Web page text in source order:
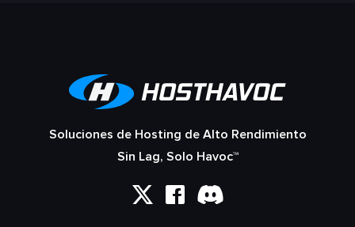
Soluciones de Hosting de Alto Rendimiento
Sin Lag, Solo Havoc™